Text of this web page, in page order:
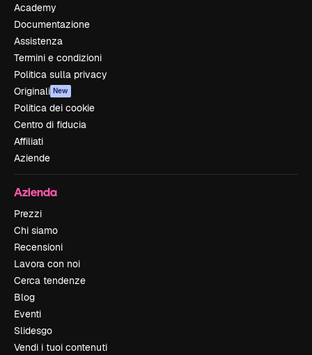
Academy
Documentazione
Assistenza
Termini e condizioni
Politica sulla privacy
Originali New
Politica dei cookie
Centro di fiducia
Affiliati
Aziende
Azienda
Prezzi
Chi siamo
Recensioni
Lavora con noi
Cerca tendenze
Blog
Eventi
Slidesgo
Vendi i tuoi contenuti